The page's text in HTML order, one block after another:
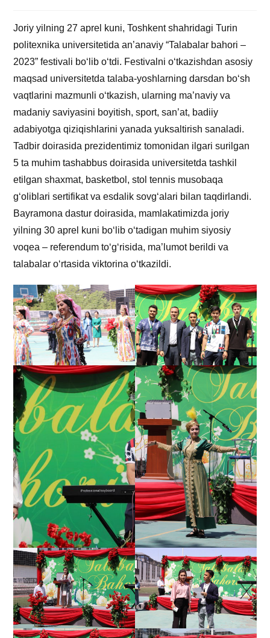
Joriy yilning 27 aprel kuni, Toshkent shahridagi Turin
politexnika universitetida an’anaviy “Talabalar bahori –
2023” festivali bo‘lib o‘tdi. Festivalni o‘tkazishdan asosiy
maqsad universitetda talaba-yoshlarning darsdan bo‘sh
vaqtlarini mazmunli o‘tkazish, ularning ma’naviy va
madaniy saviyasini boyitish, sport, san’at, badiiy
adabiyotga qiziqishlarini yanada yuksaltirish sanaladi.
Tadbir doirasida prezidentimiz tomonidan ilgari surilgan
5 ta muhim tashabbus doirasida universitetda tashkil
etilgan shaxmat, basketbol, stol tennis musobaqa
g‘oliblari sertifikat va esdalik sovg‘alari bilan taqdirlandi.
Bayramona dastur doirasida, mamlakatimizda joriy
yilning 30 aprel kuni bo‘lib o‘tadigan muhim siyosiy
voqea – referendum to‘g‘risida, ma’lumot berildi va
talabalar o‘rtasida viktorina o‘tkazildi.